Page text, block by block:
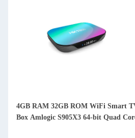
4GB RAM 32GB ROM WiFi Smart
Box Amlogic S905X3 64-bit Quad